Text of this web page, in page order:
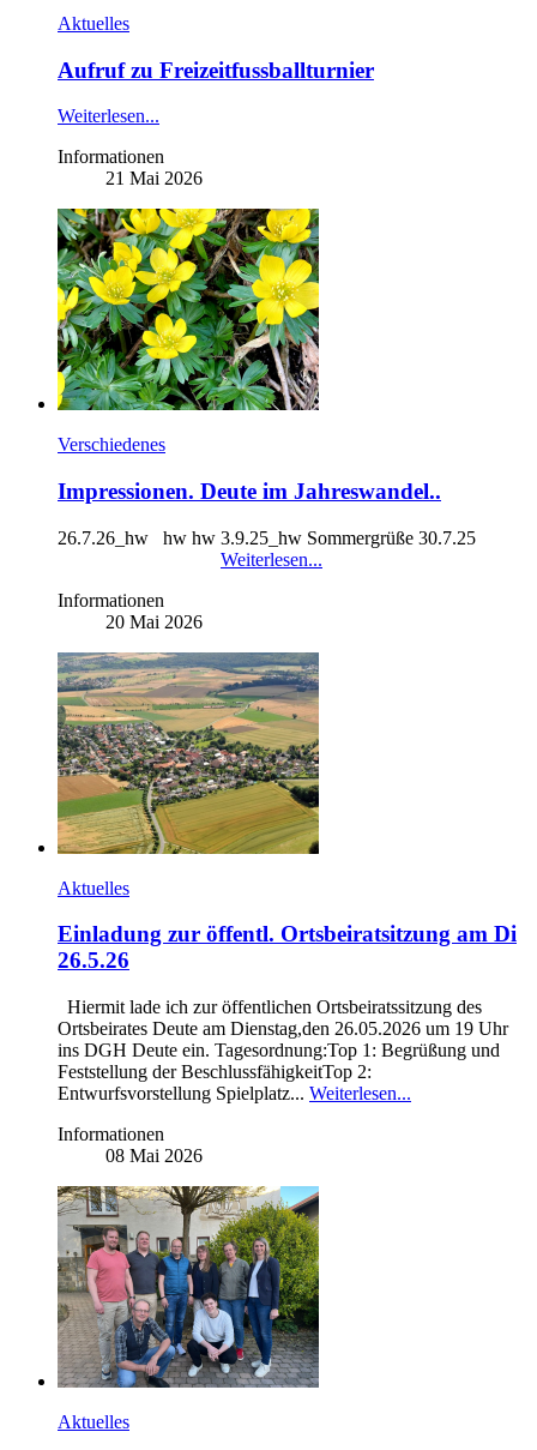
Aktuelles
Aufruf zu Freizeitfussballturnier
Weiterlesen...
Informationen
21 Mai 2026
Verschiedenes
Impressionen. Deute im Jahreswandel..
26.7.26_hw hw hw 3.9.25_hw Sommergrüße 30.7.25
Weiterlesen...
Informationen
20 Mai 2026
Aktuelles
Einladung zur öffentl. Ortsbeiratsitzung am Di
26.5.26
Hiermit lade ich zur öffentlichen Ortsbeiratssitzung des
Ortsbeirates Deute am Dienstag,den 26.05.2026 um 19 Uhr
ins DGH Deute ein. Tagesordnung:Top 1: Begrüßung und
Feststellung der BeschlussfähigkeitTop 2:
Entwurfsvorstellung Spielplatz... Weiterlesen...
Informationen
08 Mai 2026
Aktuelles